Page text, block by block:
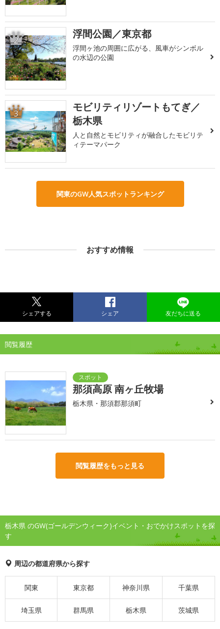
2 浮間公園／東京都
浮間ヶ池の周囲に広がる、風車がシンボル
の水辺の公園
3
モビリティリゾートもてぎ／
栃木県
人と自然とモビリティが融合したモビリテ
ィテーマパーク
関東のGW人気スポットランキング
おすすめ情報
シェアする シェア 友だちに送る
閲覧履歴
那須高原 南ヶ丘牧場
栃木県・那須郡那須町
閲覧履歴をもっと見る
栃木県 のGW(ゴールデンウィーク)イベント・おでかけスポットを探
す
周辺の都道府県から探す
関東 東京都 神奈川県 千葉県
埼玉県 群馬県 栃木県 茨城県